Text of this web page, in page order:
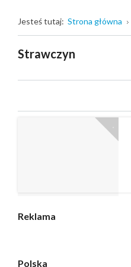
Jesteś tutaj: Strona główna
Strawczyn
Reklama
Polska